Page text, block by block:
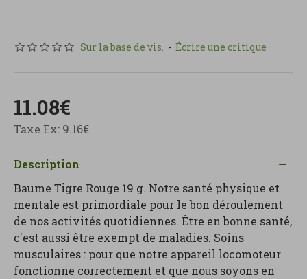
Sur la base de vis. - Écrire une critique
11.08€
Taxe Ex: 9.16€
Description
Baume Tigre Rouge 19 g. Notre santé physique et
mentale est primordiale pour le bon déroulement
de nos activités quotidiennes. Être en bonne santé,
c'est aussi être exempt de maladies. Soins
musculaires : pour que notre appareil locomoteur
fonctionne correctement et que nous soyons en